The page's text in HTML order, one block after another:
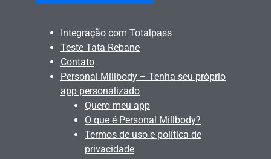
Integração com Totalpass
Teste Tata Rebane
Contato
Personal Millbody – Tenha seu próprio
app personalizado
Quero meu app
O que é Personal Millbody?
Termos de uso e política de
privacidade